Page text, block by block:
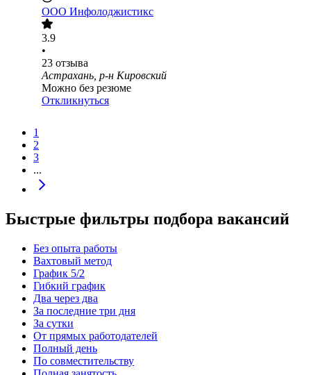
ООО Инфолоджистикс
3.9
•
23 отзыва
Астрахань, р-н Кировский
Можно без резюме
Откликнуться
1
2
3
...
Быстрые фильтры подбора вакансий
Без опыта работы
Вахтовый метод
График 5/2
Гибкий график
Два через два
За последние три дня
За сутки
От прямых работодателей
Полный день
По совместительству